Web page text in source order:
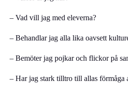
– Vad vill jag med eleverna?
– Behandlar jag alla lika oavsett
– Bemöter jag pojkar och flickor på
– Har jag stark tilltro till allas förmåga